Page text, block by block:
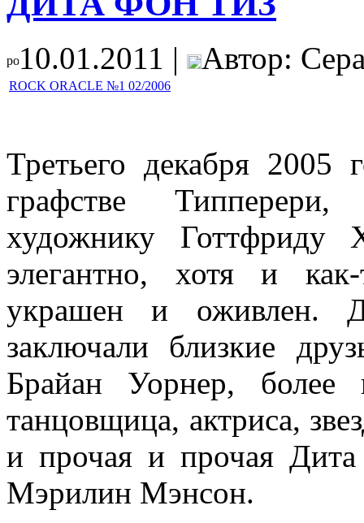
10.01.2011 | Автор:
ROCK ORACLE №1 02/2006
Третьего декабря 2005
графстве
художнику Готтфриду
элегантно, хотя и
украшен и оживлен.
заключали близкие
Брайан Уорнер, более
танцовщица, актриса,
и прочая и прочая
Мэрилин Мэнсон.